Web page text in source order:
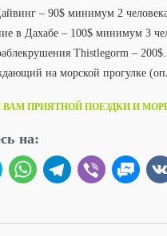
– 90$ минимум 2
в Дахабе – 100$ минимум 3
Thistlegorm – 200$.
на морской прогулке
ПРИЯТНОЙ ПОЕЗДКИ И
на: